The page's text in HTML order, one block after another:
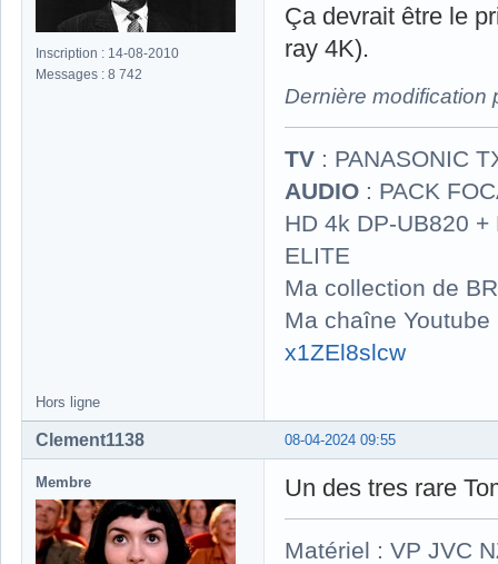
Inscription : 14-08-2010
Messages : 8 742
Ça devrait être le
ray 4K).
Dernière modification
TV : PANASONIC
AUDIO : PACK
HD 4k DP-UB820
ELITE
Ma collection de
Ma chaîne
x1ZEl8slcw
Hors ligne
08-04-2024 09:55
Clement1138
Membre Un des tres rare
Matériel : VP JVC